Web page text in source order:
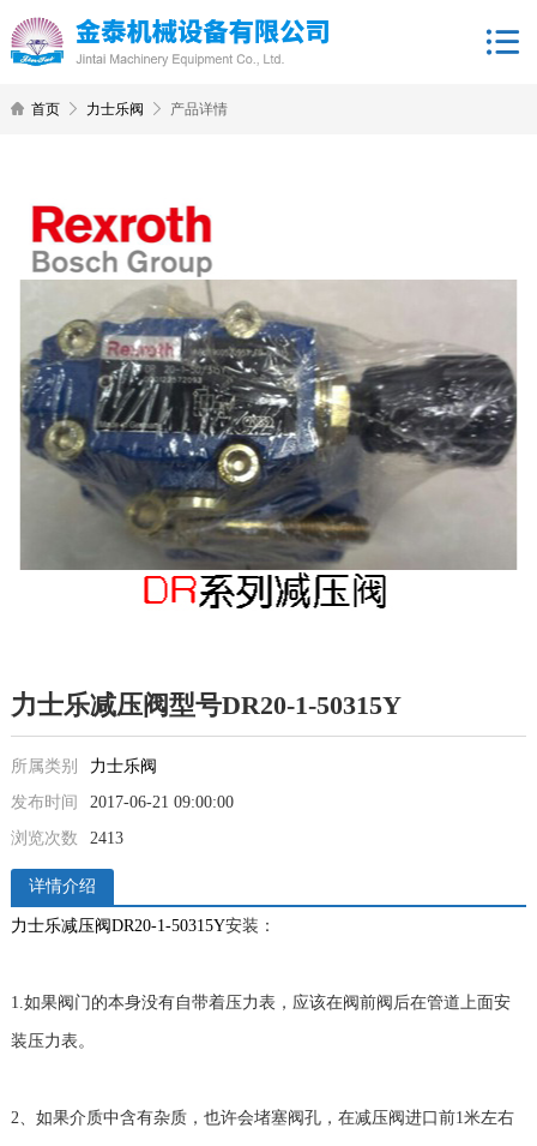
首页 力士乐阀 产品详情
力士乐减压阀型号DR20-1-50315Y
所属类别
发布时间
浏览次数
力士乐阀
2017-06-21 09:00:00
2413
详情介绍
力士乐减压阀DR20-1-50315Y安装：
1.如果阀门的本身没有自带着压力表，应该在阀前阀后在管道上面安
装压力表。
2、如果介质中含有杂质，也许会堵塞阀孔，在减压阀进口前1米左右